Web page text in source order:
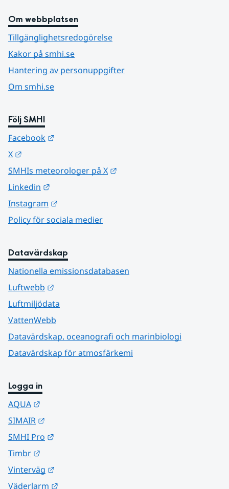
Om webbplatsen
Tillgänglighetsredogörelse
Kakor på smhi.se
Hantering av personuppgifter
Om smhi.se
Följ SMHI
Facebook
X
SMHIs meteorologer på X
Linkedin
Instagram
Policy för sociala medier
Datavärdskap
Nationella emissionsdatabasen
Luftwebb
Luftmiljödata
VattenWebb
Datavärdskap, oceanografi och marinbiologi
Datavärdskap för atmosfärkemi
Logga in
AQUA
SIMAIR
SMHI Pro
Timbr
Vinterväg
Väderlarm